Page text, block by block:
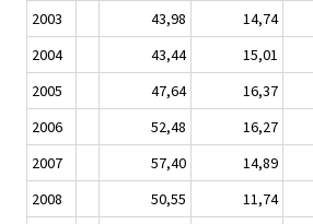
2003
43,98 14,74
2004
43,44 15,01
2005
47,64 16,37
2006
52,48 16,27
2007
57,40 14,89
2008
50,55 11,74